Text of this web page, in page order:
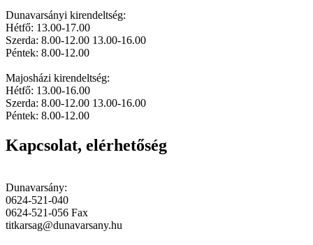
Dunavarsányi kirendeltség:
Hétfő: 13.00-17.00
Szerda: 8.00-12.00 13.00-16.00
Péntek: 8.00-12.00
Majosházi kirendeltség:
Hétfő: 13.00-16.00
Szerda: 8.00-12.00 13.00-16.00
Péntek: 8.00-12.00
Kapcsolat, elérhetőség
Dunavarsány:
0624-521-040
0624-521-056 Fax
titkarsag@dunavarsany.hu